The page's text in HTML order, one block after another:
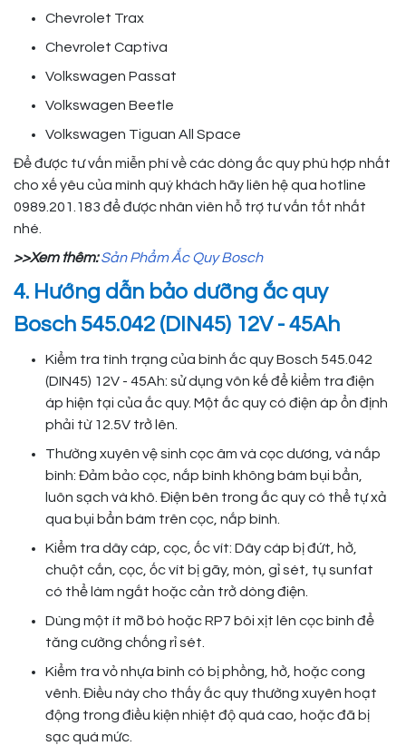
Chevrolet Trax
Chevrolet Captiva
Volkswagen Passat
Volkswagen Beetle
Volkswagen Tiguan All Space
Để được tư vấn miễn phí về các dòng ắc quy phù hợp nhất
cho xế yêu của mình quý khách hãy liên hệ qua hotline
0989.201.183 để được nhân viên hỗ trợ tư vấn tốt nhất
nhé.
>>Xem thêm:Sản Phẩm Ắc Quy Bosch
4. Hướng dẫn bảo dưỡng ắc quy
Bosch 545.042 (DIN45) 12V - 45Ah
Kiểm tra tình trạng của bình ắc quy Bosch 545.042
(DIN45) 12V - 45Ah: sử dụng vôn kế để kiểm tra điện
áp hiện tại của ắc quy. Một ắc quy có điện áp ổn định
phải từ 12.5V trở lên.
Thường xuyên vệ sinh cọc âm và cọc dương, và nắp
bình: Đảm bảo cọc, nắp bình không bám bụi bẩn,
luôn sạch và khô. Điện bên trong ắc quy có thể tự xả
qua bụi bẩn bám trên cọc, nắp bình.
Kiểm tra dây cáp, cọc, ốc vít: Dây cáp bị đứt, hở,
chuột cắn, cọc, ốc vít bị gãy, mòn, gỉ sét, tụ sunfat
có thể làm ngắt hoặc cản trở dòng điện.
Dùng một ít mỡ bò hoặc RP7 bôi xịt lên cọc bình để
tăng cường chống rỉ sét.
Kiểm tra vỏ nhựa bình có bị phồng, hở, hoặc cong
vênh. Điều này cho thấy ắc quy thường xuyên hoạt
động trong điều kiện nhiệt độ quá cao, hoặc đã bị
sạc quá mức.